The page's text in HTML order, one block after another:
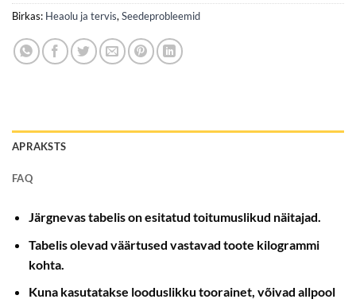
Birkas: Heaolu ja tervis, Seedeprobleemid
APRAKSTS
FAQ
Järgnevas tabelis on esitatud toitumuslikud näitajad.
Tabelis olevad väärtused vastavad toote kilogrammi
kohta.
Kuna kasutatakse looduslikku toorainet, võivad allpool